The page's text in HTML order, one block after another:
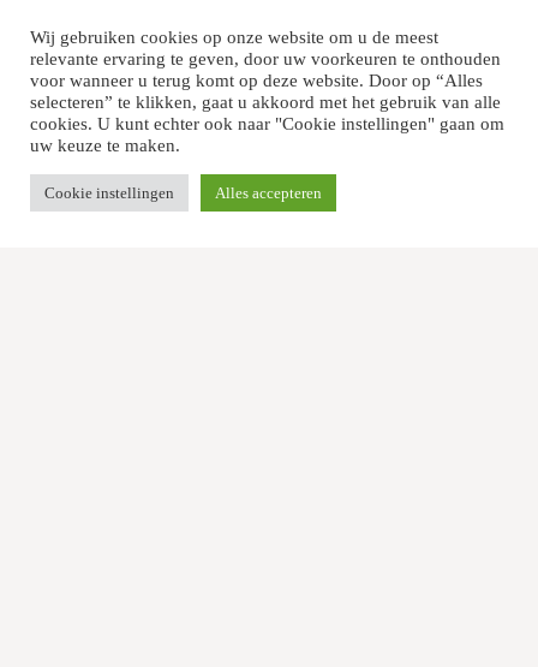
Wij gebruiken cookies op onze website om u de meest
relevante ervaring te geven, door uw voorkeuren te onthouden
voor wanneer u terug komt op deze website. Door op “Alles
selecteren” te klikken, gaat u akkoord met het gebruik van alle
cookies. U kunt echter ook naar "Cookie instellingen" gaan om
uw keuze te maken.
Cookie instellingen Alles accepteren